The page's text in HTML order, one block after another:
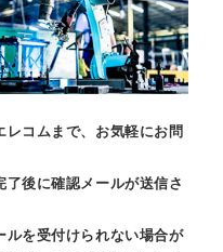
コムまで、お気軽にお問
後に確認メールが送信さ
ルを受付けられない場合が